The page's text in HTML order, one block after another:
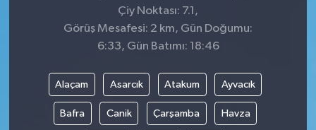
Çiy Noktası: 7.1,
Görüş Mesafesi: 2 km, Gün Doğumu:
6:33, Gün Batımı: 18:46
Alaçam Asarcık Atakum Ayvacık
Bafra Canik Çarşamba Havza